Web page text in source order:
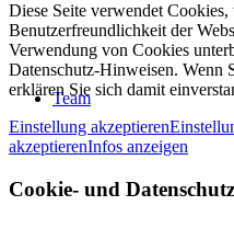
Team
Diese Seite verwendet
Benutzerfreundlichkeit der
Verwendung von Cookies
Datenschutz-Hinweisen. Wenn
erklären Sie sich damit
Einstellung akzeptieren
akzeptierenInfos anzeigen
Cookie- und